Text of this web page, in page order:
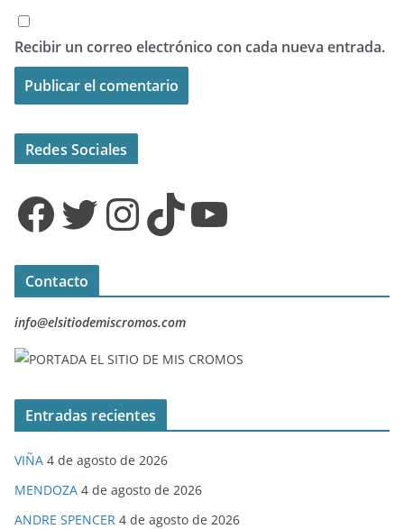
Recibir un correo electrónico con cada nueva entrada.
Redes Sociales
Facebook Twitter InstagramTikTok YouTube
Contacto
info@elsitiodemiscromos.com
Entradas recientes
VIÑA 4 de agosto de 2026
MENDOZA 4 de agosto de 2026
ANDRE SPENCER 4 de agosto de 2026